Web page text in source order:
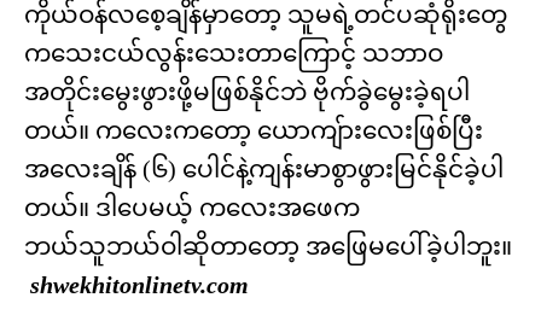
ကိုယ်ဝန်လစေ့ချိန်မှာတော့ သူမရဲ့တင်ပဆုံရိုးတွေ
ကသေးငယ်လွန်းသေးတာကြောင့် သဘာဝ
အတိုင်းမွေးဖွားဖို့မဖြစ်နိုင်ဘဲ ဗိုက်ခွဲမွေးခဲ့ရပါ
တယ်။ ကလေးကတော့ ယောကျ်ားလေးဖြစ်ပြီး
အလေးချိန် (၆) ပေါင်နဲ့ကျန်းမာစွာဖွားမြင်နိုင်ခဲ့ပါ
တယ်။ ဒါပေမယ့် ကလေးအဖေက
ဘယ်သူဘယ်ဝါဆိုတာတော့ အဖြေမပေါ်ခဲ့ပါဘူး။
shwekhitonlinetv.com